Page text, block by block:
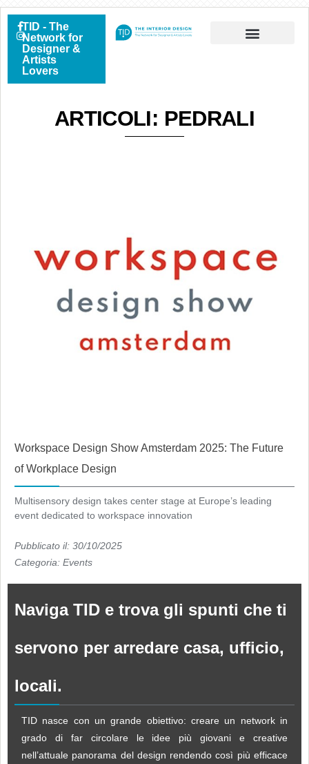
TID - The
Network for
Designer &
Artists
Lovers
ARTICOLI: PEDRALI
Workspace Design Show Amsterdam 2025: The Future
of Workplace Design
Multisensory design takes center stage at Europe’s leading
event dedicated to workspace innovation
Pubblicato il: 30/10/2025
Categoria: Events
Naviga TID e trova gli spunti che ti
servono per arredare casa, ufficio,
locali.
TID nasce con un grande obiettivo: creare un network in
grado di far circolare le idee più giovani e creative
nell’attuale panorama del design rendendo così più efficace